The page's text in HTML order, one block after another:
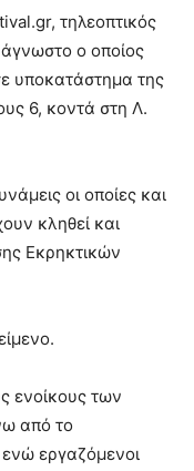
τηλεοπτικός
ο οποίος
υποκατάστημα της
6, κοντά στη Λ.
οι οποίες και
κληθεί και
Εκρηκτικών
ενοίκους των
από το
εργαζόμενοι